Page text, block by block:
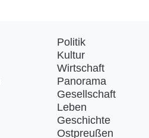
Politik
Kultur
Wirtschaft
Panorama
Gesellschaft
Leben
Geschichte
Ostpreußen